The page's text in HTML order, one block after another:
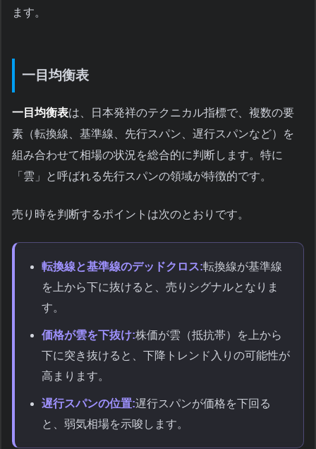
ます。
一目均衡表
一目均衡表は、日本発祥のテクニカル指標で、複数の要
素（転換線、基準線、先行スパン、遅行スパンなど）を
組み合わせて相場の状況を総合的に判断します。特に
「雲」と呼ばれる先行スパンの領域が特徴的です。
売り時を判断するポイントは次のとおりです。
転換線と基準線のデッドクロス:転換線が基準線
を上から下に抜けると、売りシグナルとなりま
す。
価格が雲を下抜け:株価が雲（抵抗帯）を上から
下に突き抜けると、下降トレンド入りの可能性が
高まります。
遅行スパンの位置:遅行スパンが価格を下回る
と、弱気相場を示唆します。